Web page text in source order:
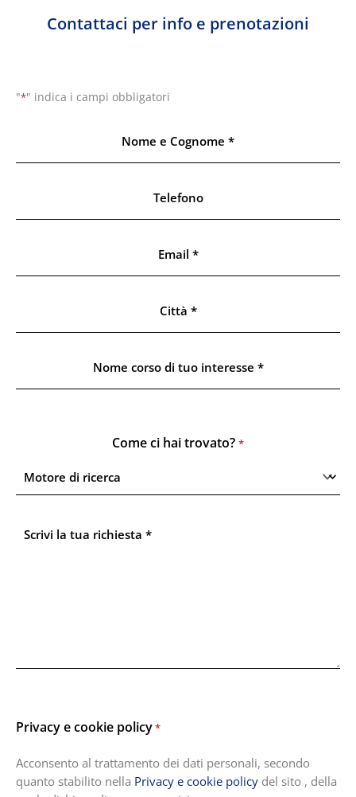
Contattaci per info e prenotazioni
"*" indica i campi obbligatori
Cognome
di
Come ci hai trovato? *
la
Privacy e cookie policy*
Acconsento al trattamento dei dati personali, secondo
quanto stabilito nella Privacy e cookie policy del sito , della